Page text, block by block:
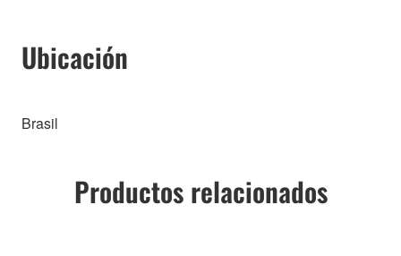
Ubicación
Brasil
Productos relacionados